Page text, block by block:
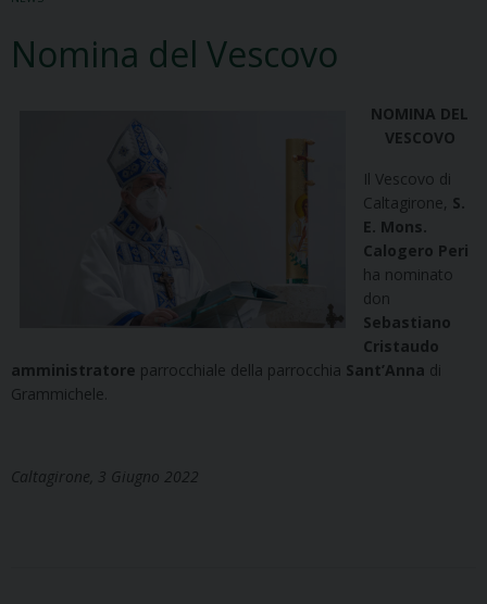
Nomina del Vescovo
NOMINA DEL
VESCOVO
Il Vescovo di
Caltagirone, S.
E. Mons.
Calogero Peri
ha nominato
don
Sebastiano
Cristaudo
amministratore parrocchiale della parrocchia Sant’Anna di
Grammichele.
Caltagirone, 3 Giugno 2022